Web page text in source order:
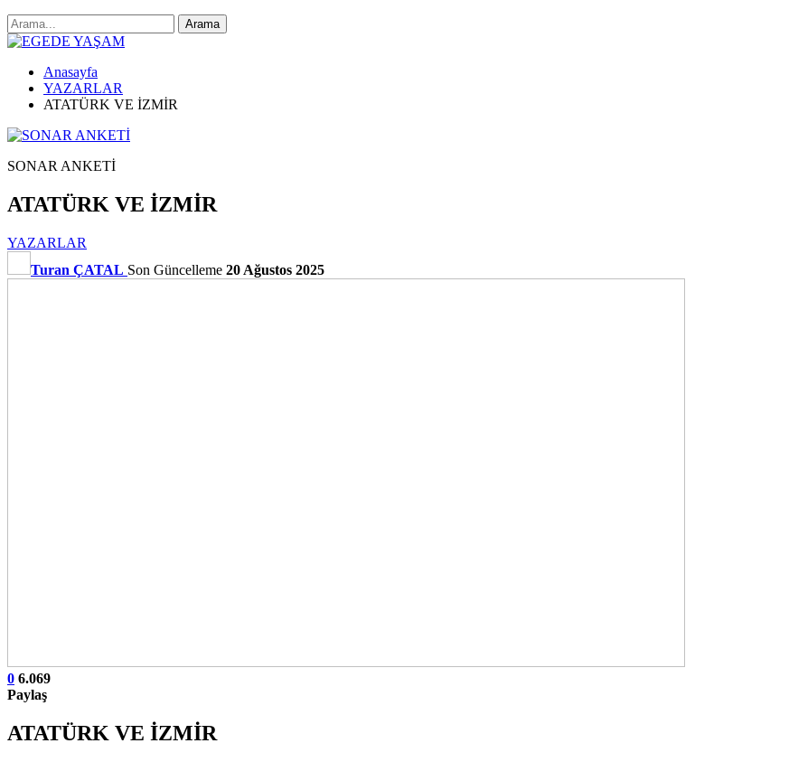
Anasayfa
YAZARLAR
ATATÜRK VE İZMİR
SONAR ANKETİ
ATATÜRK VE İZMİR
YAZARLAR
Turan ÇATAL Son Güncelleme 20 Ağustos 2025
0 6.069
Paylaş
ATATÜRK VE İZMİR